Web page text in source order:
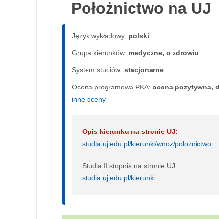
Położnictwo na UJ
Język wykładowy: polski
Grupa kierunków: medyczne, o zdrowiu
System studiów: sta­cjo­nar­ne
Ocena programowa PKA: ocena pozytywna,
inne oceny
Opis kierunku na stronie UJ:
studia.uj.edu.pl/kierunki/wnoz/poloznictwo
Studia II stopnia na stronie UJ:
studia.uj.edu.pl/kierunki